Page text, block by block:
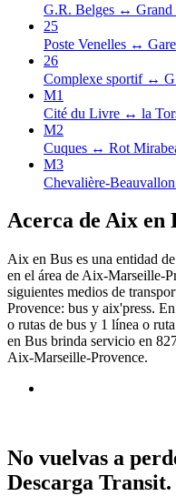
G.R. Belges ↔ Grand
25
Poste Venelles ↔
26
Complexe sportif ↔
M1
Cité du Livre ↔ la
M2
Cuques ↔ Rot
M3
Chevalière-
Acerca de Aix en
Aix en Bus es una entidad
en el área de Aix-Marseille-
siguientes medios de
Provence: bus y aix'press.
o rutas de bus y 1 línea o
en Bus brinda servicio en
Aix-Marseille-Provence.
No vuelvas a
Descarga Transit.